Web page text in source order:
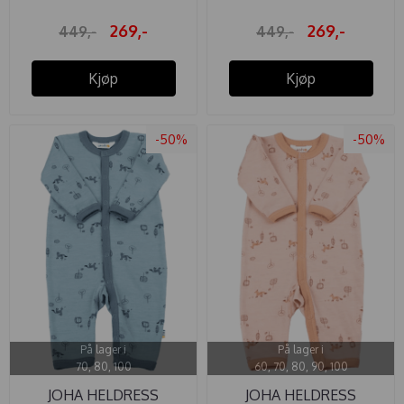
449,- 269,-
Kjøp
449,- 269,-
Kjøp
-50%
På lager i
70, 80, 100
JOHA HELDRESS
-50%
På lager i
60, 70, 80, 90, 100
JOHA HELDRESS